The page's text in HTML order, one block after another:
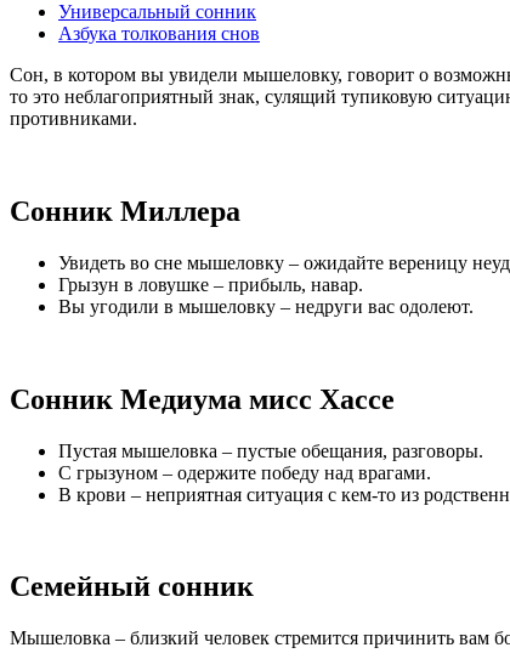
Универсальный сонник
Азбука толкования снов
Сон, в котором вы увидели мышеловку, говорит о
то это неблагоприятный знак, сулящий тупиковую
противниками.
Сонник Миллера
Увидеть во сне мышеловку – ожидайте вереницу
Грызун в ловушке – прибыль, навар.
Вы угодили в мышеловку – недруги вас одолеют.
Сонник Медиума мисс Хассе
Пустая мышеловка – пустые обещания, разговоры.
С грызуном – одержите победу над врагами.
В крови – неприятная ситуация с кем-то из
Семейный сонник
Мышеловка – близкий человек стремится причинить вам